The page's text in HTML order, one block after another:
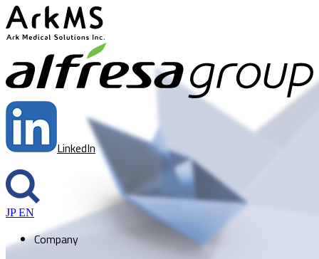
LinkedIn
JP EN
Company